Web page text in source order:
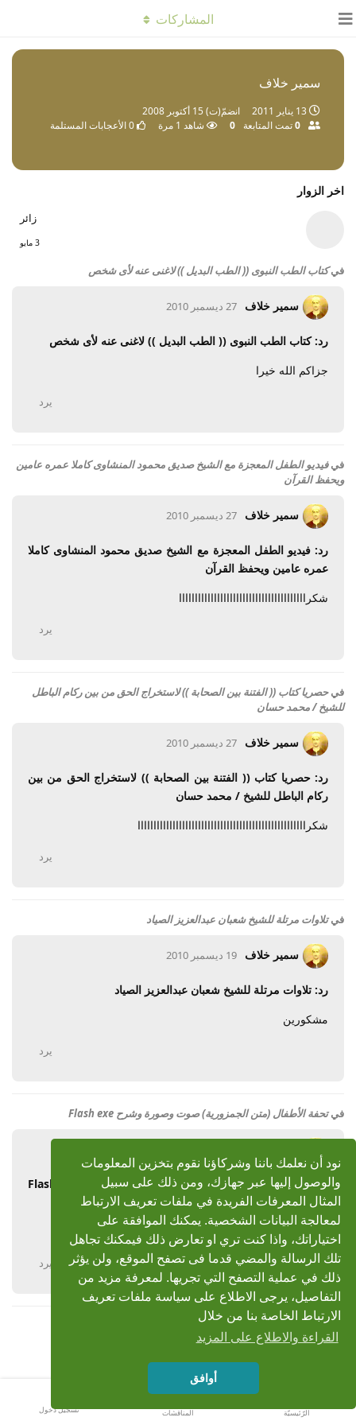
نود أن نعلمك باننا وشركاؤنا نقوم بتخزين المعلومات
والوصول إليها عبر جهازك، ومن ذلك على سبيل
المثال المعرفات الفريدة في ملفات تعريف الارتباط
لمعالجة البيانات الشخصية. يمكنك الموافقة على
اختياراتك، واذا كنت تري او تعارض ذلك فيمكنك تجاهل
تلك الرسالة والمضي قدما فى تصفح الموقع، ولن يؤثر
ذلك في عملية التصفح التي تجريها. لمعرفة مزيد من
التفاصيل، يرجى الاطلاع على سياسة ملفات تعريف
الارتباط الخاصة بنا من خلال
القراءة والاطلاع على المزيد
أوافق
سمير خلاف
13 يناير 2011 انضمّ(ت) 15 أكتوبر 2008
0تمت المتابعة 0 شاهد 1 مرة 0الأعجابات المستلمة
المشاركات
اخر الزوار
زائر
3 مايو
فيكتاب الطب النبوى (( الطب البديل )) لاغنى عنه لأى شخص
سمير خلاف 27 ديسمبر 2010
رد: كتاب الطب النبوى (( الطب البديل )) لاغنى عنه لأى شخص
جزاكم الله خيرا
يرد
فيفيديو الطفل المعجزة مع الشيخ صديق محمود المنشاوى كاملا عمره عامين
ويحفظ القرآن
سمير خلاف 27 ديسمبر 2010
رد: فيديو الطفل المعجزة مع الشيخ صديق محمود المنشاوى كاملا
عمره عامين ويحفظ القرآن
شكراااااااااااااااااااااااااااااااااااااااا
يرد
فيحصريا كتاب (( الفتنة بين الصحابة )) لاستخراج الحق من بين ركام الباطل
للشيخ / محمد حسان
سمير خلاف 27 ديسمبر 2010
رد: حصريا كتاب (( الفتنة بين الصحابة )) لاستخراج الحق من بين
ركام الباطل للشيخ / محمد حسان
شكرااااااااااااااااااااااااااااااااااااااااااااااااااااا
يرد
فيتلاوات مرتلة للشيخ شعبان عبدالعزيز الصياد
سمير خلاف 19 ديسمبر 2010
رد: تلاوات مرتلة للشيخ شعبان عبدالعزيز الصياد
مشكورين
يرد
فيتحفة الأطفال (متن الجمزورية) صوت وصورة وشرح Flash exe
رد: تحفة الأطفال (متن الجمزورية) صوت وصورة وشرح Flash
exe
جزاكم الله خيرا
يرد
الرّئيسيّة المناقشات تسجيل دخول